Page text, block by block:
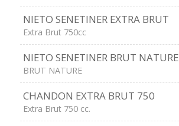
NIETO SENETINER EXTRA BRUT
Extra Brut 750cc
NIETO SENETINER BRUT NATURE
BRUT NATURE
CHANDON EXTRA BRUT 750
Extra Brut 750 cc.